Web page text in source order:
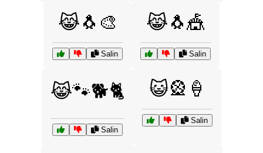
😹🐧🎨
Salin
😹🐧🎪
Salin
😹🐾🐕🐈
Salin
😺🎡🍦
Salin